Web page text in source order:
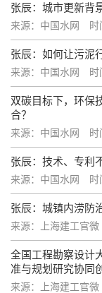
张辰：城市更新背
来源：中国水网
张辰：如何让污泥
来源：中国水网
双碳目标下，环保
合？
来源：中国水网
张辰：技术、专利
来源：中国水网
张辰：城镇内涝防
来源：上海建工官微
全国工程勘察设计
准与规划研究协同
来源：上海建工官微